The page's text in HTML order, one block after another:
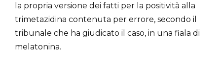
la propria versione dei fatti per la positività alla
trimetazidina contenuta per errore, secondo il
tribunale che ha giudicato il caso, in una fiala di
melatonina.